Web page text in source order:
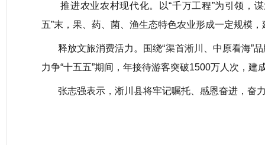
推进农业农村现代化。以“千万工程”为引领，谋
五”末，果、药、菌、渔生态特色农业形成一定规模
释放文旅消费活力。围绕“渠首淅川、中原看海”
力争“十五五”期间，年接待游客突破1500万人次，
张志强表示，淅川县将牢记嘱托、感恩奋进，奋力